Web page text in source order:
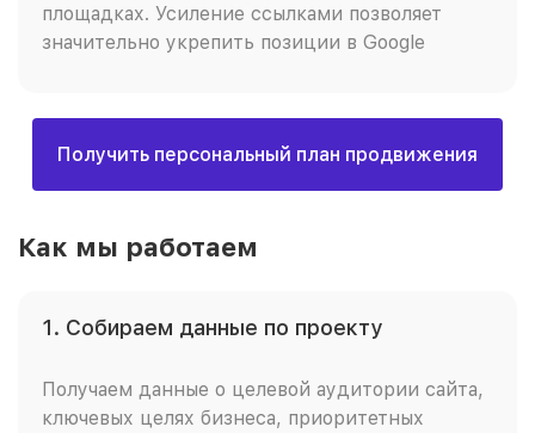
площадках. Усиление ссылками позволяет
значительно укрепить позиции в Google
Получить персональный план продвижения
Как мы работаем
1. Собираем данные по проекту
Получаем данные о целевой аудитории сайта,
ключевых целях бизнеса, приоритетных